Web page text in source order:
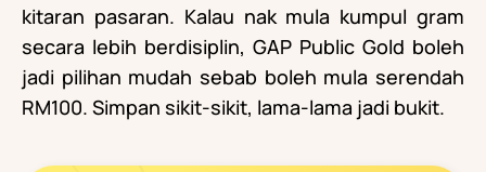
kitaran pasaran. Kalau nak mula kumpul gram
secara lebih berdisiplin, GAP Public Gold boleh
jadi pilihan mudah sebab boleh mula serendah
RM100. Simpan sikit-sikit, lama-lama jadi bukit.